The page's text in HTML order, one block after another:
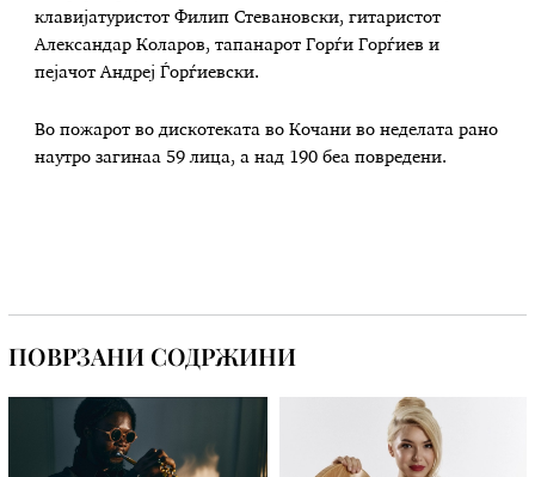
клавијатуристот Филип Стевановски, гитаристот
Александар Коларов, тапанарот Горѓи Горѓиев и
пејачот Андреј Ѓорѓиевски.
Во пожарот во дискотеката во Кочани во неделата рано
наутро загинаа 59 лица, а над 190 беа повредени.
ПОВРЗАНИ СОДРЖИНИ